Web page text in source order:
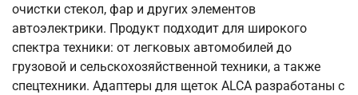
очистки стекол, фар и других элементов
автоэлектрики. Продукт подходит для широкого
спектра техники: от легковых автомобилей до
грузовой и сельскохозяйственной техники, а также
спецтехники. Адаптеры для щеток ALCA разработаны с